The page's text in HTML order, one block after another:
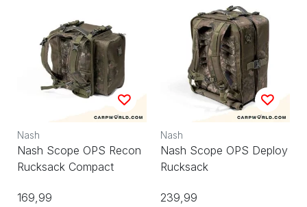
Nash
Nash Scope OPS Recon
Rucksack Compact
169,99
Nash
Nash Scope OPS Deploy
Rucksack
239,99